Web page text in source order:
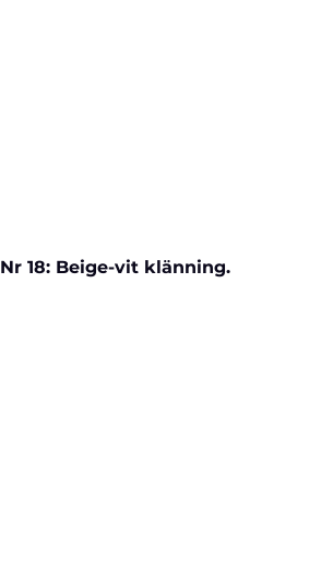
Nr 18: Beige-vit klänning.